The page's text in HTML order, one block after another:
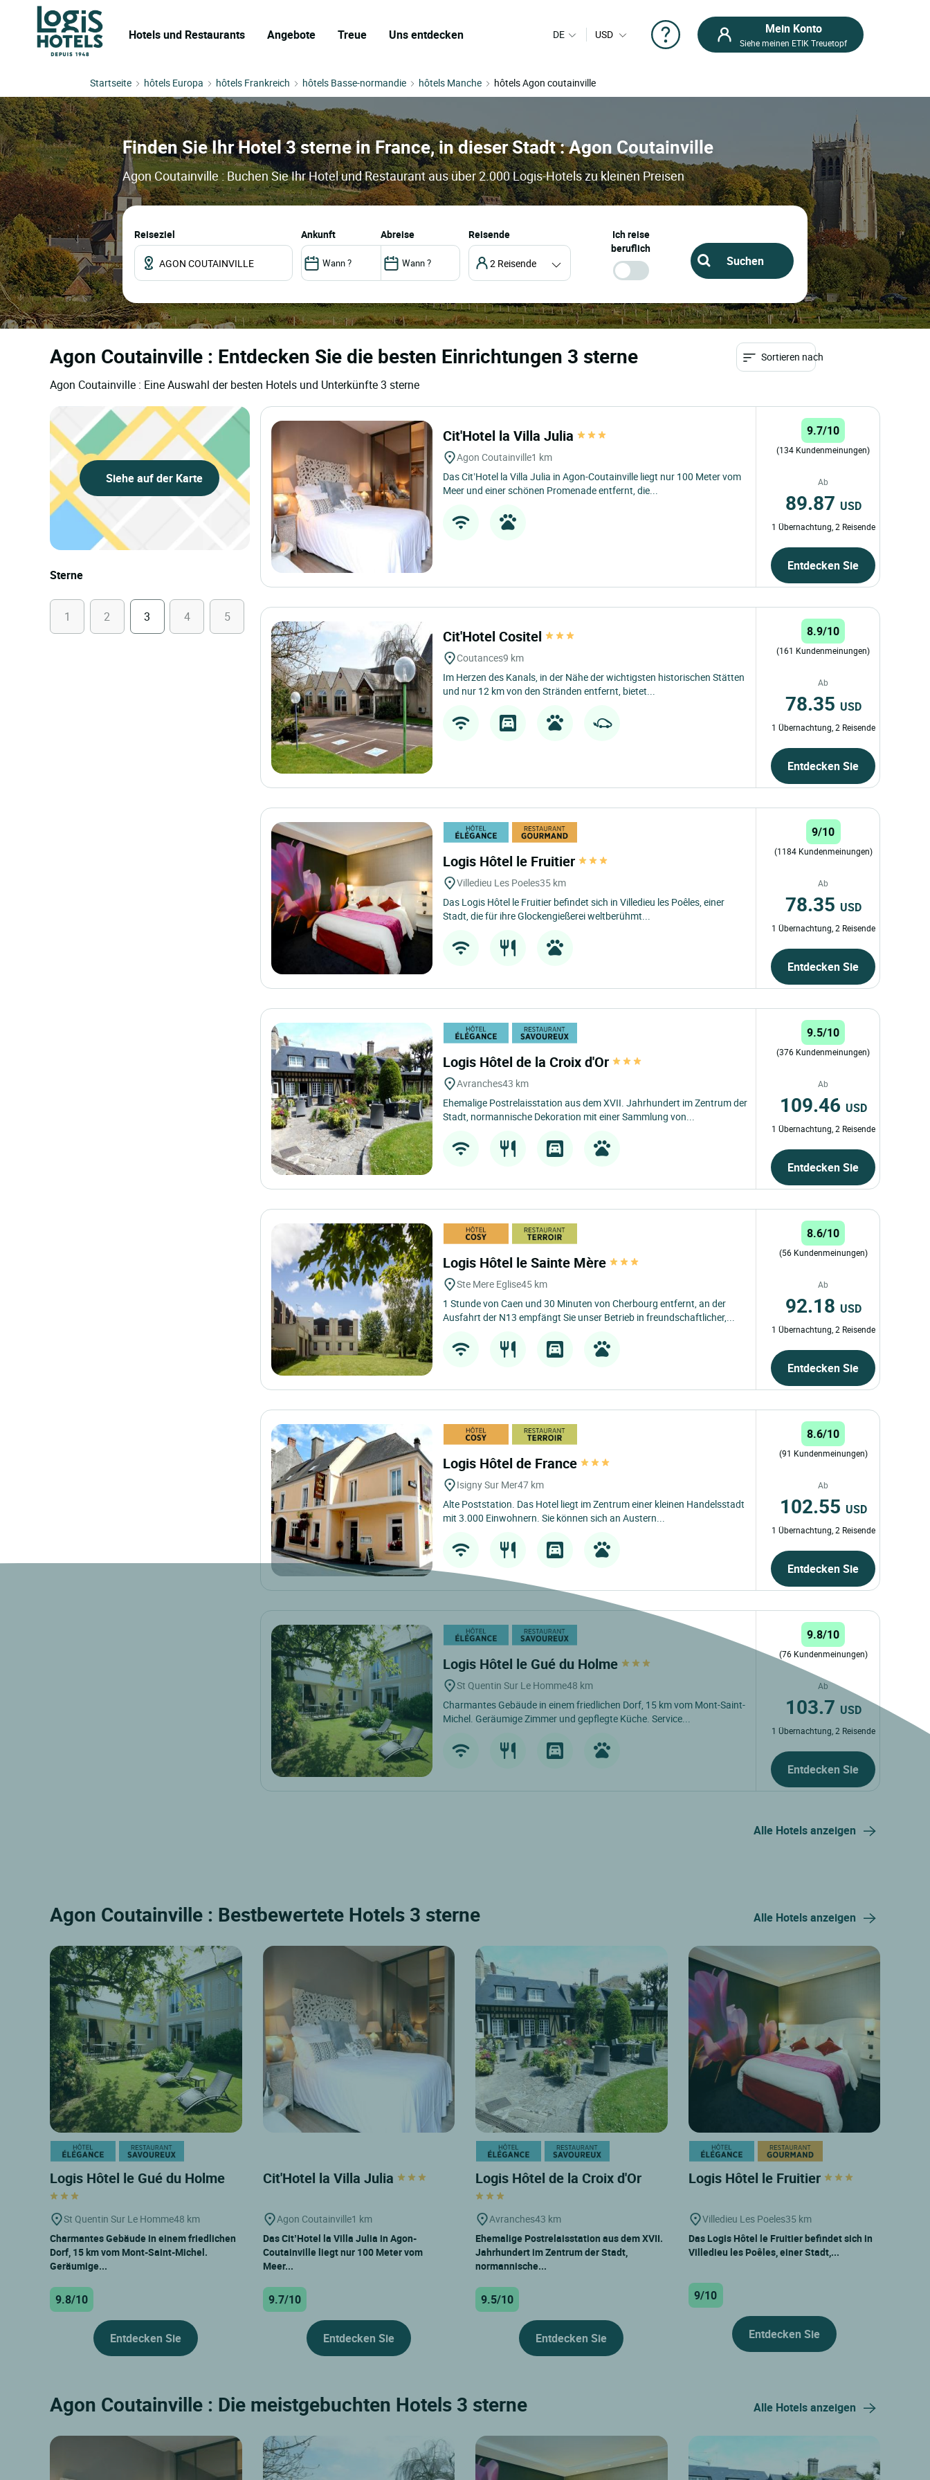
Hotels und Restaurants Angebote Treue Uns entdecken DE USD Mein Konto
Siehe meinen ETIK Treuetopf
Startseite hôtels Europa hôtels Frankreich hôtels Basse-normandie hôtels Manche hôtels Agon coutainville
Finden Sie Ihr Hotel 3 sterne in France, in dieser Stadt : Agon Coutainville
Agon Coutainville : Buchen Sie Ihr Hotel und Restaurant aus über 2.000 Logis-Hotels zu kleinen Preisen
Reiseziel ankunft abreise Reisende
2 Reisende
Ich reise
beruflich
Agon Coutainville : Entdecken Sie die besten Einrichtungen 3 sterne
Agon Coutainville : Eine Auswahl der besten Hotels und Unterkünfte 3 sterne
Sortieren nach
Siehe auf der Karte
Sterne
1 2 3 4 5
Cit'Hotel la Villa Julia
Agon Coutainville1 km
Das Cit’Hotel la Villa Julia in Agon-Coutainville liegt nur 100 Meter vom
Meer und einer schönen Promenade entfernt, die...
9.7/10
(134 Kundenmeinungen)
Ab
89.87 USD
1 Übernachtung, 2 Reisende
Entdecken Sie
Cit'Hotel Cositel
Coutances9 km
Im Herzen des Kanals, in der Nähe der wichtigsten historischen Stätten
und nur 12 km von den Stränden entfernt, bietet...
8.9/10
(161 Kundenmeinungen)
Ab
78.35 USD
1 Übernachtung, 2 Reisende
Entdecken Sie
Logis Hôtel le Fruitier
Villedieu Les Poeles35 km
Das Logis Hôtel le Fruitier befindet sich in Villedieu les Poêles, einer
Stadt, die für ihre Glockengießerei weltberühmt...
9/10
(1184 Kundenmeinungen)
Ab
78.35 USD
1 Übernachtung, 2 Reisende
Entdecken Sie
Logis Hôtel de la Croix d'Or
Avranches43 km
Ehemalige Postrelaisstation aus dem XVII. Jahrhundert im Zentrum der
Stadt, normannische Dekoration mit einer Sammlung von...
9.5/10
(376 Kundenmeinungen)
Ab
109.46 USD
1 Übernachtung, 2 Reisende
Entdecken Sie
Logis Hôtel le Sainte Mère
Ste Mere Eglise45 km
1 Stunde von Caen und 30 Minuten von Cherbourg entfernt, an der
Ausfahrt der N13 empfängt Sie unser Betrieb in freundschaftlicher,...
8.6/10
(56 Kundenmeinungen)
Ab
92.18 USD
1 Übernachtung, 2 Reisende
Entdecken Sie
Logis Hôtel de France
Isigny Sur Mer47 km
Alte Poststation. Das Hotel liegt im Zentrum einer kleinen Handelsstadt
mit 3.000 Einwohnern. Sie können sich an Austern...
8.6/10
(91 Kundenmeinungen)
Ab
102.55 USD
1 Übernachtung, 2 Reisende
Entdecken Sie
Logis Hôtel le Gué du Holme
St Quentin Sur Le Homme48 km
Charmantes Gebäude in einem friedlichen Dorf, 15 km vom Mont-Saint-
Michel. Geräumige Zimmer und gepflegte Küche. Service...
9.8/10
(76 Kundenmeinungen)
Ab
103.7 USD
1 Übernachtung, 2 Reisende
Entdecken Sie
Alle Hotels anzeigen
Agon Coutainville : Bestbewertete Hotels 3 sterne Alle Hotels anzeigen
Logis Hôtel le Gué du Holme
St Quentin Sur Le Homme48 km
Charmantes Gebäude in einem friedlichen
Dorf, 15 km vom Mont-Saint-Michel.
Geräumige...
9.8/10
Entdecken Sie
Cit'Hotel la Villa Julia
Agon Coutainville1 km
Das Cit’Hotel la Villa Julia in Agon-
Coutainville liegt nur 100 Meter vom
Meer...
9.7/10
Entdecken Sie
Logis Hôtel de la Croix d'Or
Avranches43 km
Ehemalige Postrelaisstation aus dem XVII.
Jahrhundert im Zentrum der Stadt,
normannische...
9.5/10
Entdecken Sie
Logis Hôtel le Fruitier
Villedieu Les Poeles35 km
Das Logis Hôtel le Fruitier befindet sich in
Villedieu les Poêles, einer Stadt,...
9/10
Entdecken Sie
Agon Coutainville : Die meistgebuchten Hotels 3 sterne Alle Hotels anzeigen